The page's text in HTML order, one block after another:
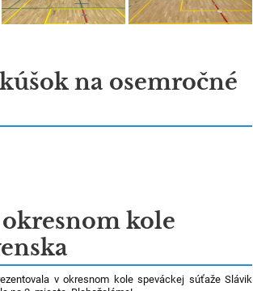
na osemročné
kole
v okresnom kole speváckej súťaže Slávik